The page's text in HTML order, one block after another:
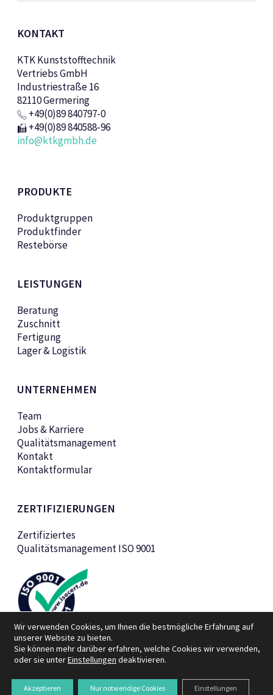
KONTAKT
KTK Kunststofftechnik
Vertriebs GmbH
Industriestraße 16
82110 Germering
+49(0)89 840797-0
+49(0)89 840588-96
info@ktkgmbh.de
PRODUKTE
Produktgruppen
Produktfinder
Restebörse
LEISTUNGEN
Beratung
Zuschnitt
Fertigung
Lager & Logistik
UNTERNEHMEN
Team
Jobs & Karriere
Qualitätsmanagement
Kontakt
Kontaktformular
ZERTIFIZIERUNGEN
Zertifiziertes
Qualitätsmanagement ISO 9001
© KTK Kunststofftechnik GmbH 2026
Wir verwenden Cookies, um Ihnen die bestmögliche Erfahrung auf
unserer Website zu bieten.
Sie können mehr darüber erfahren, welche Cookies wir verwenden,
oder sie unterEinstellungen deaktivieren.
Akzeptieren Nur notwendige Cookies Einstellungen